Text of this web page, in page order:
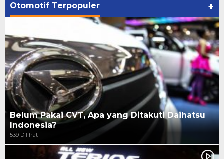
Otomotif Terpopuler +
Belum Pakai CVT, Apa yang Ditakuti Daihatsu
Indonesia?
539 Dilihat